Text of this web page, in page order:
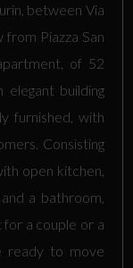
between Via
from Piazza San
of 52
building
furnished, with
Consisting
open kitchen,
a bathroom,
for a couple or a
ready to move